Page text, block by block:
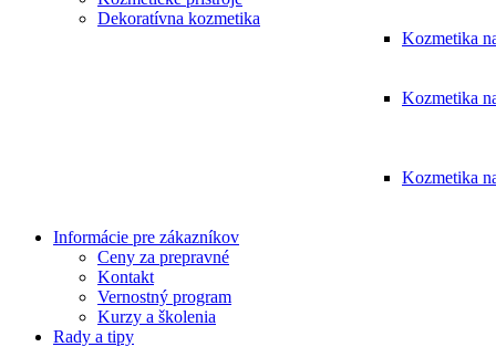
Dekoratívna kozmetika
Kozmetika
Kozmetika
Kozmetika
Informácie pre zákazníkov
Ceny za prepravné
Kontakt
Vernostný program
Kurzy a školenia
Rady a tipy